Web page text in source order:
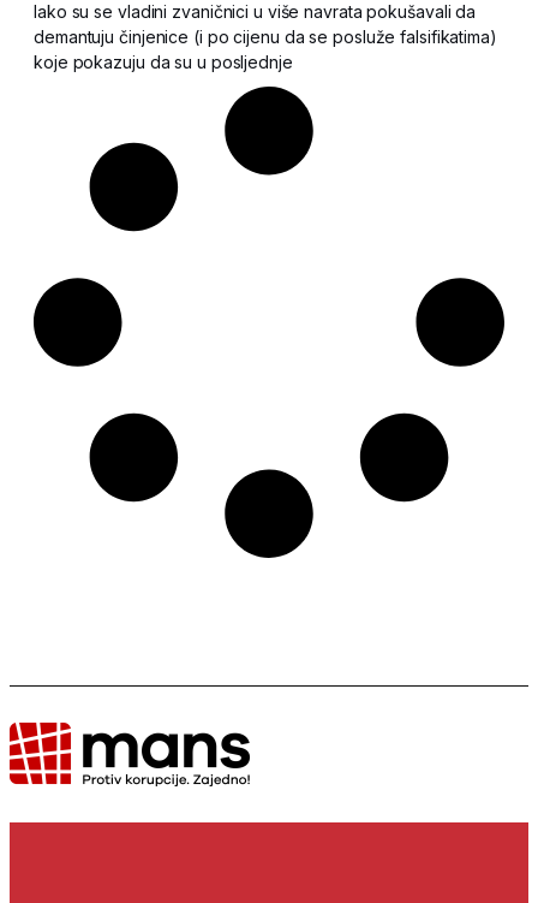
Iako su se vladini zvaničnici u više navrata pokušavali da
demantuju činjenice (i po cijenu da se posluže falsifikatima)
koje pokazuju da su u posljednje